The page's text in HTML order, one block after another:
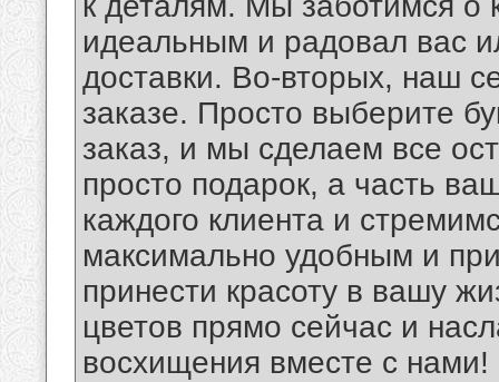
идеальным и радовал вас
доставки. Во-вторых, наш
заказе. Просто выберите
заказ, и мы сделаем все
просто подарок, а часть
каждого клиента и
максимально удобным и
принести красоту в вашу
цветов прямо сейчас и
восхищения вместе с нами!